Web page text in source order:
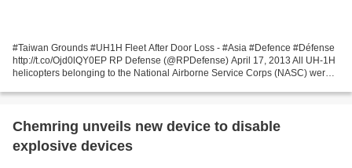
#Taiwan Grounds #UH1H Fleet After Door Loss - #Asia #Defence #Défense
http://t.co/Ojd0lQY0EP RP Defense (@RPDefense) April 17, 2013 All UH-1H
helicopters belonging to the National Airborne Service Corps (NASC) were
Chemring unveils new device to disable
explosive devices